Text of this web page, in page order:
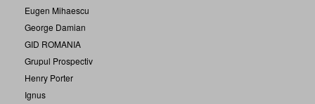
Eugen Mihaescu
George Damian
GID ROMANIA
Grupul Prospectiv
Henry Porter
Ignus